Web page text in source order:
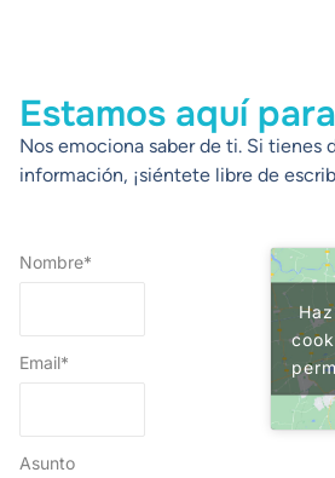
Estamos aquí
Nos emociona saber de ti. Si tienes
información, ¡siéntete libre de
Nombre*
Email*
Asunto